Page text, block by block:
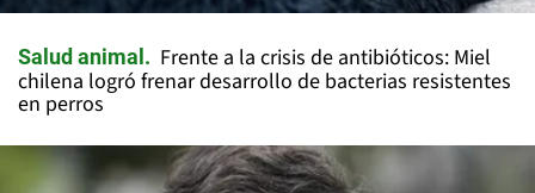
Salud animal
Frente a la crisis de antibióticos: Miel
chilena logró frenar desarrollo de bacterias resistentes
en perros